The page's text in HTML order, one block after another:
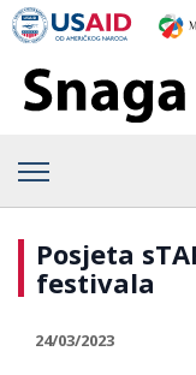
Posjeta
festivala
24/03/2023